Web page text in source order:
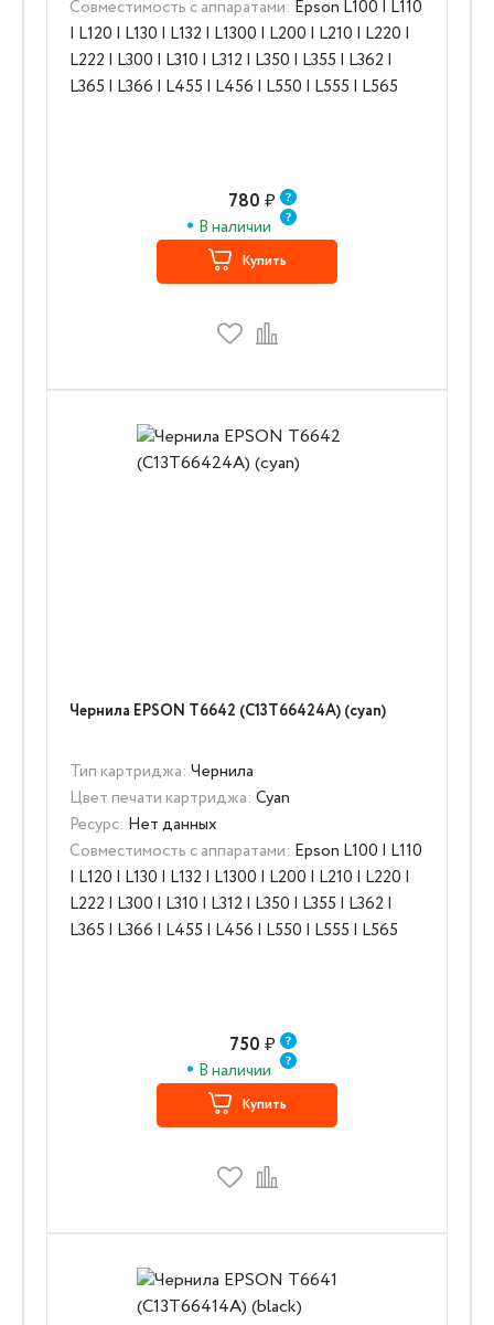
Совместимость с аппаратами: Epson L100 | L110
| L120 | L130 | L132 | L1300 | L200 | L210 | L220 |
L222 | L300 | L310 | L312 | L350 | L355 | L362 |
L365 | L366 | L455 | L456 | L550 | L555 | L565
780 ₽
В наличии
Купить
Чернила EPSON T6642 (C13T66424A) (cyan)
Тип картриджа: Чернила
Цвет печати картриджа: Cyan
Ресурс: Нет данных
Совместимость с аппаратами: Epson L100 | L110
| L120 | L130 | L132 | L1300 | L200 | L210 | L220 |
L222 | L300 | L310 | L312 | L350 | L355 | L362 |
L365 | L366 | L455 | L456 | L550 | L555 | L565
750 ₽
В наличии
Купить